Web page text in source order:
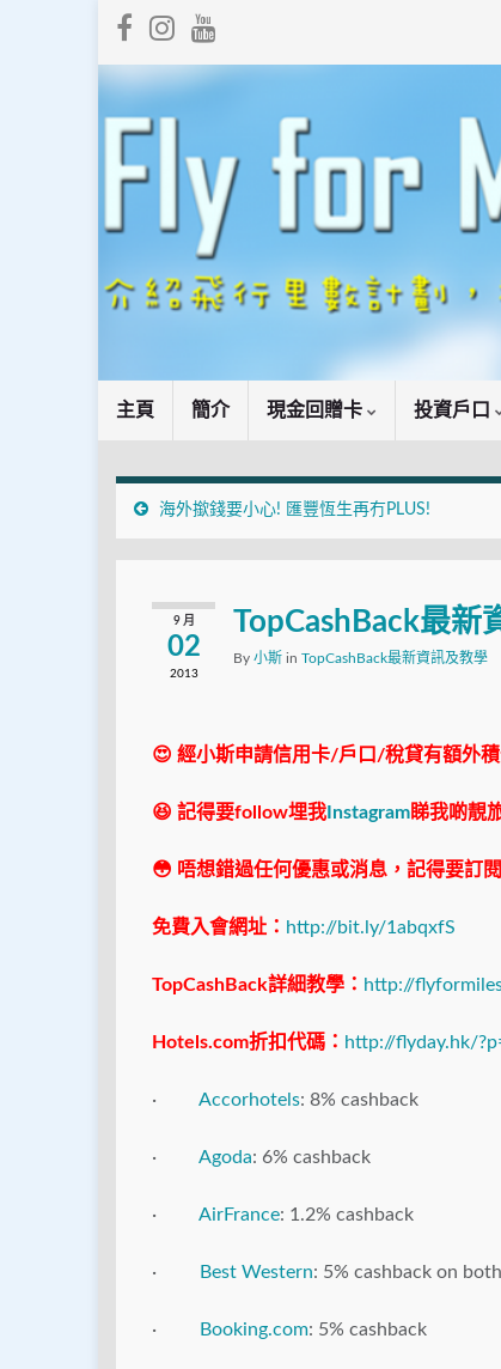
主頁 簡介 現金回贈卡 投資戶口
海外撳錢要小心! 匯豐恆生再冇PLUS!
9 月
02
2013
TopCashBack最新
By 小斯 in TopCashBack最新資訊及教學
😍 經小斯申請信用卡/戶口/稅貸有額外
😆 記得要follow埋我 Instagram睇我啲靚
😳 唔想錯過任何優惠或消息，記得要訂
免費入會網址： http://bit.ly/1abqxfS
TopCashBack詳細教學： http://
Hotels.com折扣代碼： http://flyday.hk/
· Accorhotels: 8% cashback
· Agoda: 6% cashback
· AirFrance: 1.2% cashback
· Best Western: 5% cashback on
· Booking.com: 5% cashback